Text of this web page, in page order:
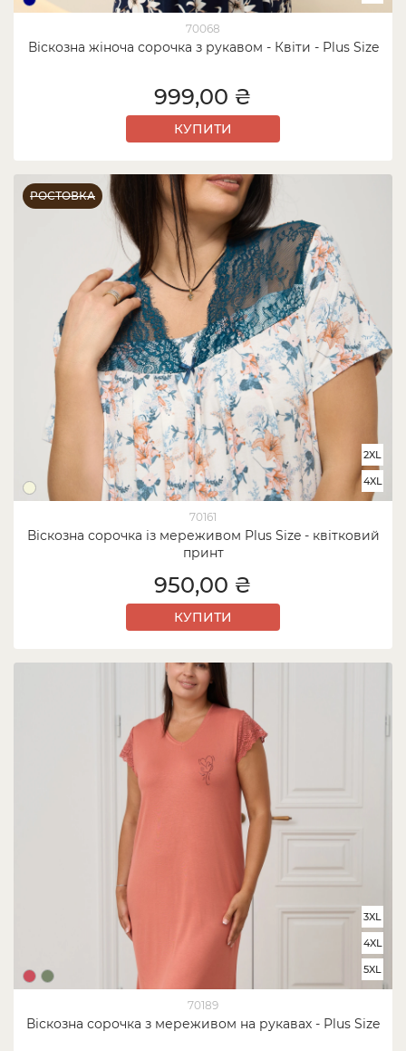
70068
Віскозна жіноча сорочка з рукавом - Квіти - Plus Size
999,00 ₴
КУПИТИ
РОСТОВКА
70161
Віскозна сорочка із мереживом Plus Size - квітковий
принт
2XL
4XL
950,00 ₴
КУПИТИ
70189
Віскозна сорочка з мереживом на рукавах - Plus Size
3XL
4XL
5XL